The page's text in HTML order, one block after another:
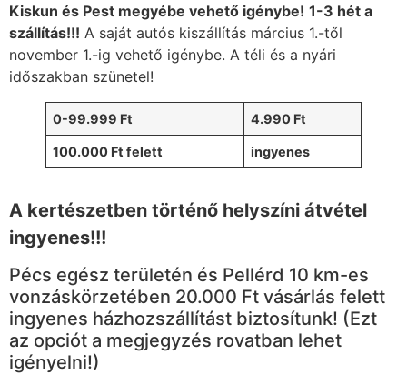
Kiskun és Pest megyébe vehető igénybe! 1-3 hét a
szállítás!!! A saját autós kiszállítás március 1.-től
november 1.-ig vehető igénybe. A téli és a nyári
időszakban szünetel!
0-99.999 Ft 4.990 Ft
100.000 Ft felett ingyenes
A kertészetben történő helyszíni átvétel
ingyenes!!!
Pécs egész területén és Pellérd 10 km-es
vonzáskörzetében 20.000 Ft vásárlás felett
ingyenes házhozszállítást biztosítunk! (Ezt
az opciót a megjegyzés rovatban lehet
igényelni!)